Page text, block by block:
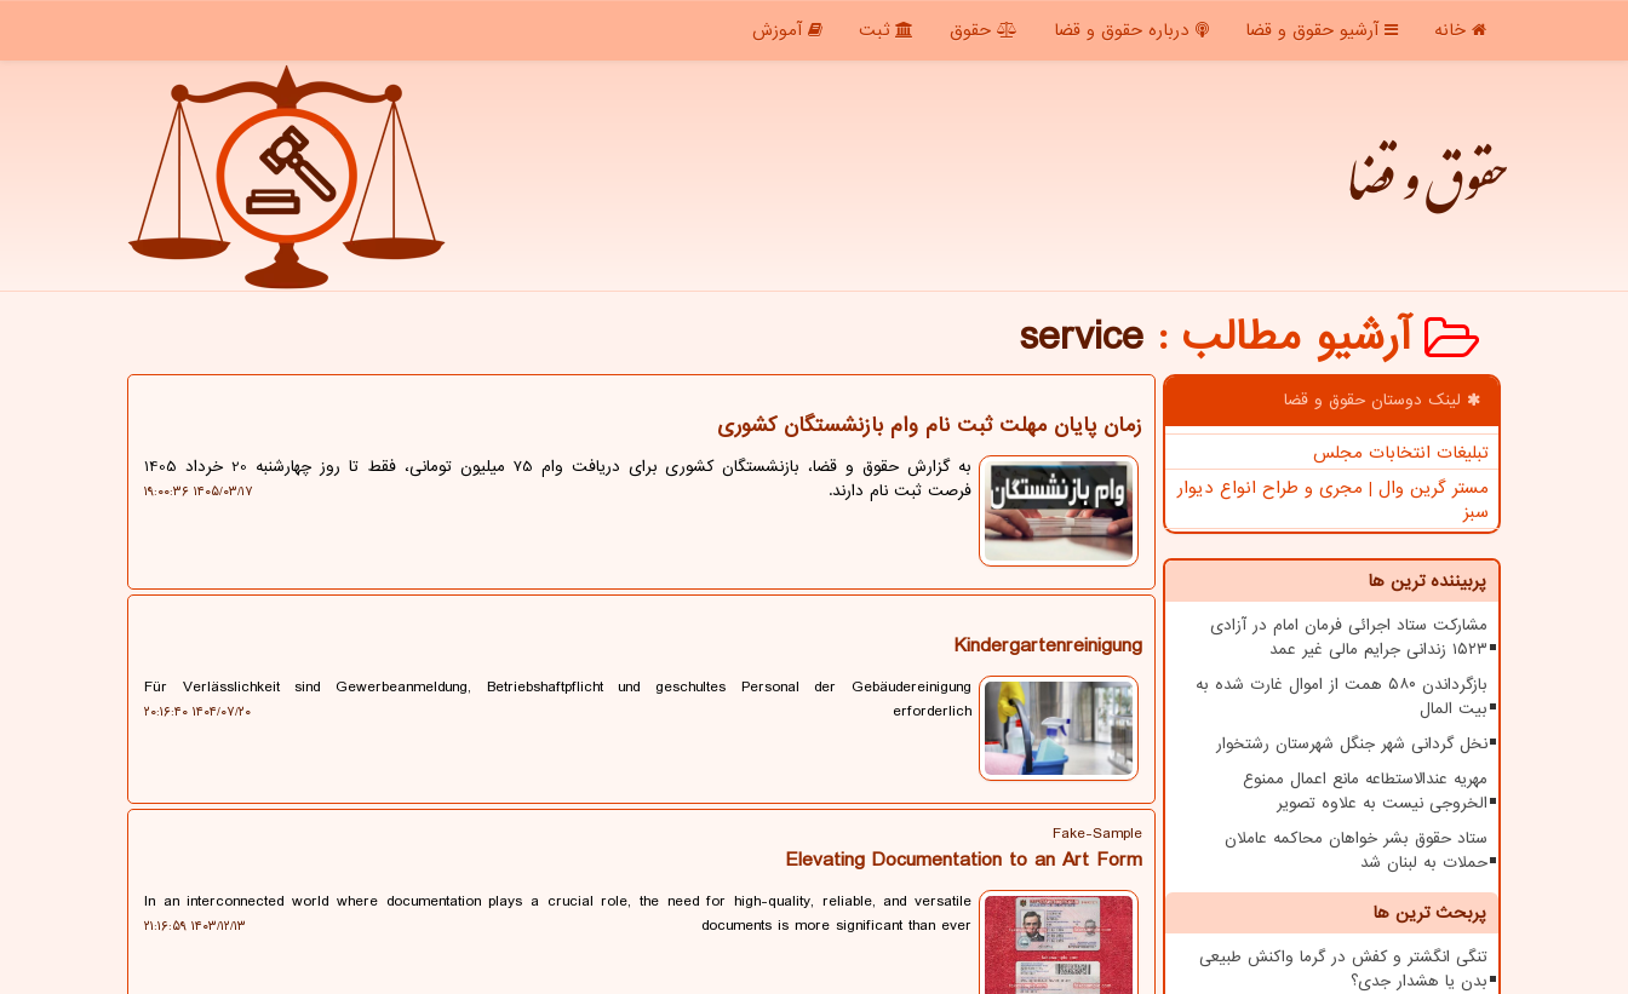
خانه آرشیو حقوق و قضا درباره حقوق و قضا حقوق ثبت آموزش
حقوق و قضا
آرشیو مطالب :
service
لینک دوستان حقوق و قضا
تبلیغات انتخابات مجلس
مستر گرین وال | مجری و طراح انواع دیوار
سبز
پربیننده ترین ها
مشارکت ستاد اجرائی فرمان امام در آزادی
۱۵۲۳ زندانی جرایم مالی غیر عمد
بازگرداندن ۵۸۰ همت از اموال غارت شده به
بیت المال
نخل گردانی شهر جنگل شهرستان رشتخوار
مهریه عندالاستطاعه مانع اعمال ممنوع
الخروجی نیست به علاوه تصویر
ستاد حقوق بشر خواهان محاکمه عاملان
حملات به لبنان شد
پربحث ترین ها
تنگی انگشتر و کفش در گرما واکنش طبیعی
بدن یا هشدار جدی؟
زمان پایان مهلت ثبت نام وام بازنشستگان کشوری
به گزارش حقوق و قضا، بازنشستگان کشوری برای دریافت وام 75 میلیون تومانی، فقط تا روز چهارشنبه 20 خرداد 1405
فرصت ثبت نام دارند.
۱۴۰۵/۰۳/۱۷ ۱۹:۰۰:۳۶
Kindergartenreinigung
Für Verlässlichkeit sind Gewerbeanmeldung, Betriebshaftpflicht und geschultes Personal der Gebäudereinigung
erforderlich
۱۴۰۴/۰۷/۲۰ ۲۰:۱۶:۴۰
Fake-Sample
Elevating Documentation to an Art Form
In an interconnected world where documentation plays a crucial role, the need for high-quality, reliable, and versatile
documents is more significant than ever
۱۴۰۳/۱۲/۱۳ ۲۱:۱۶:۵۹